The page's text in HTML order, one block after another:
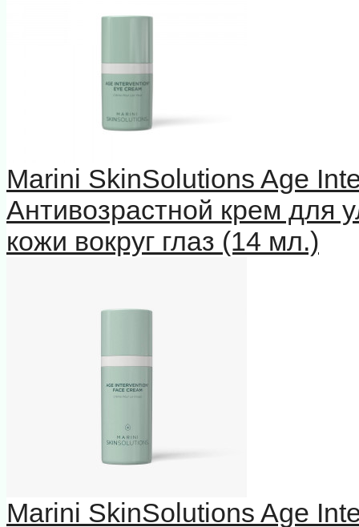
Marini SkinSolutions Age
Антивозрастной крем для
кожи вокруг глаз (14 мл.)
Marini SkinSolutions Age